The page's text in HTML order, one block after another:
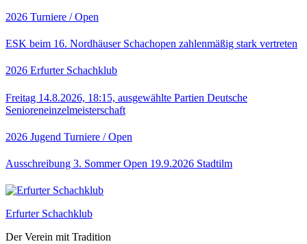
2026 Turniere / Open
ESK beim 16. Nordhäuser Schachopen zahlenmäßig stark vertreten
2026 Erfurter Schachklub
Freitag 14.8.2026, 18:15, ausgewählte Partien Deutsche
Senioreneinzelmeisterschaft
2026 Jugend Turniere / Open
Ausschreibung 3. Sommer Open 19.9.2026 Stadtilm
Erfurter Schachklub
Der Verein mit Tradition